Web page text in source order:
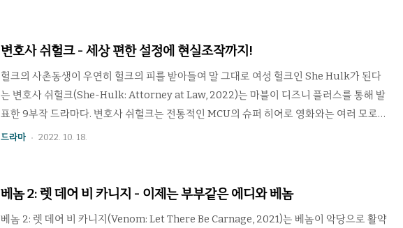
주연인 말린과 니모 부자 뿐만 아니라 정말 많은 생물들이 등장함에도 불구하고 그들의 개성
변호사 쉬헐크 - 세상 편한 설정에 현실조작까지!
헐크의 사촌동생이 우연히 헐크의 피를 받아들여 말 그대로 여성 헐크인 She Hulk가 된다
는 변호사 쉬헐크(She-Hulk: Attorney at Law, 2022)는 마블이 디즈니 플러스를 통해 발
표한 9부작 드라마다. 변호사 쉬헐크는 전통적인 MCU의 슈퍼 히어로 영화와는 여러 모로
궤가 다른데, 우선 쉬헐크가 되는 과정은 혈통 덕이라니 그렇다쳐도, 쉬헐크가 된 후 성장과
자마자 그냥 자연스럽게 이성을 유지할 수 있으며 헐크 힘은 그대로에 겉모습은 크고 근육질
드라마 2022. 10. 18.
베놈 2: 렛 데어 비 카니지 - 이제는 부부같은 에디와 베놈
베놈 2: 렛 데어 비 카니지(Venom: Let There Be Carnage, 2021)는 베놈이 악당으로 활약